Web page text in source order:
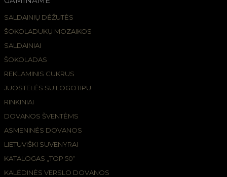
SALDAINIŲ DĖŽUTĖS
ŠOKOLADUKŲ MOZAIKOS
SALDAINIAI
ŠOKOLADAS
REKLAMINIS CUKRUS
JUOSTELĖS SU LOGOTIPU
RINKINIAI
DOVANOS ŠVENTĖMS
ASMENINĖS DOVANOS
LIETUVIŠKI SUVENYRAI
KATALOGAS „TOP 50“
KALĖDINĖS VERSLO DOVANOS